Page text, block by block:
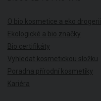
O bio kosmetice a eko drogerii
Ekologické a bio značky
Bio certifikáty
Vyhledat kosmetickou složku
Poradna přírodní kosmetiky
Kariéra